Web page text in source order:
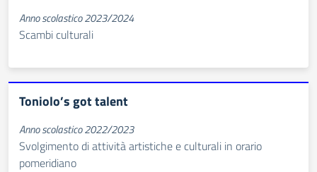
Anno scolastico 2023/2024
Scambi culturali
Toniolo’s got talent
Anno scolastico 2022/2023
Svolgimento di attività artistiche e culturali in orario
pomeridiano